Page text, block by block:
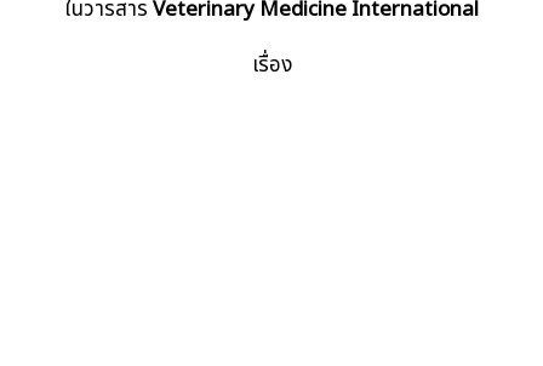
ในวารสารVeterinary Medicine International
เรื่อง